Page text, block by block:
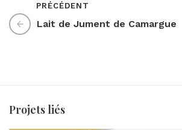
PRÉCÉDENT
Lait de Jument de Camargue
Projets liés